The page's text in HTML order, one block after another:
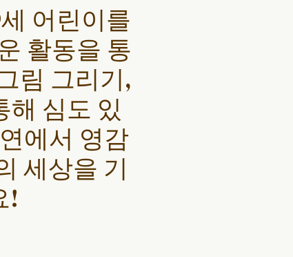
어린이를
활동을 통
림 그리기,
해 심도 있
에서 영감
세상을 기
!